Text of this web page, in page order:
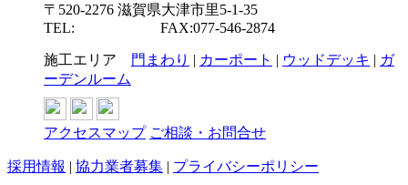
〒520-2276 滋賀県大津市里5-1-35
TEL:
FAX:077-546-2874
施工エリア 門まわり | カーポート | ウッドデッキ | ガ
ーデンルーム
アクセスマップ ご相談・お問合せ
採用情報 | 協力業者募集 | プライバシーポリシー